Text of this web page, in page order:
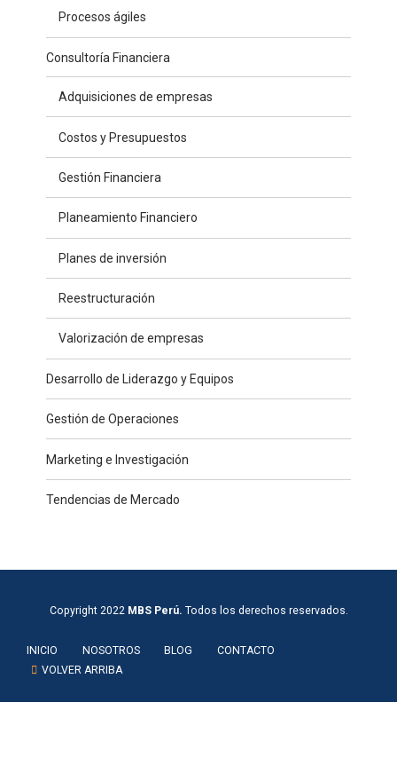
Procesos ágiles
Consultoría Financiera
Adquisiciones de empresas
Costos y Presupuestos
Gestión Financiera
Planeamiento Financiero
Planes de inversión
Reestructuración
Valorización de empresas
Desarrollo de Liderazgo y Equipos
Gestión de Operaciones
Marketing e Investigación
Tendencias de Mercado
Copyright 2022 MBS Perú. Todos los derechos reservados.
INICIO NOSOTROS BLOG
CONTACTO
VOLVER ARRIBA